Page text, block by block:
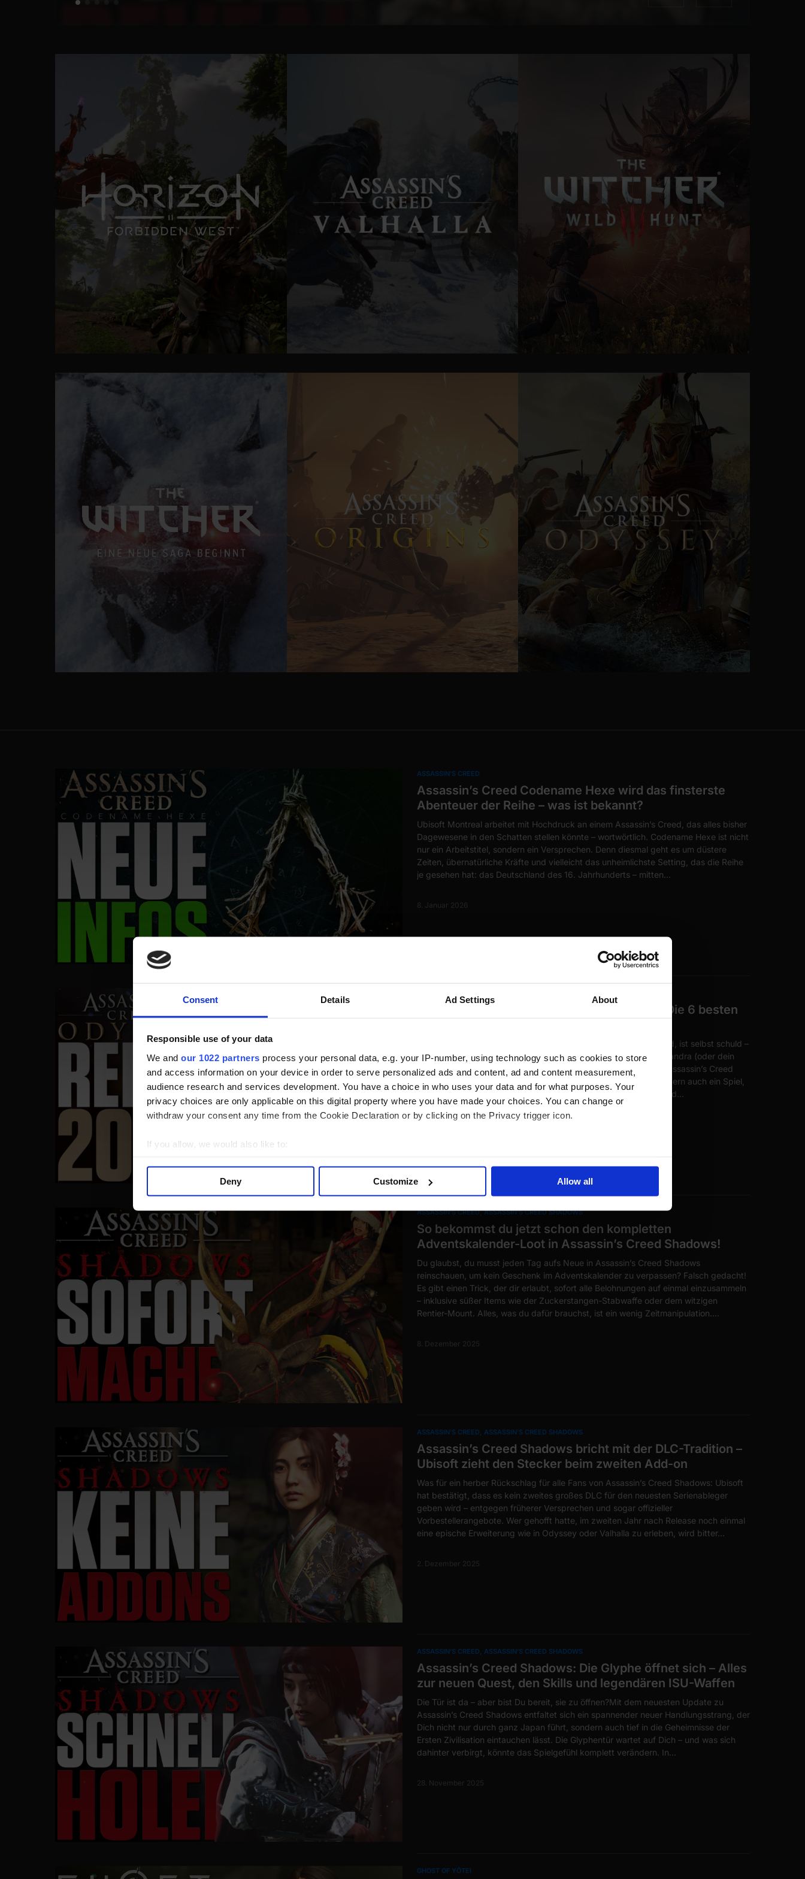
Consent Details Ad Settings About
Responsible use of your data
We and our 1022 partners process your personal data, e.g. your IP-number, using technology such as cookies to store
and access information on your device in order to serve personalized ads and content, ad and content measurement,
audience research and services development. You have a choice in who uses your data and for what purposes. Your
privacy choices are only applicable on this digital property where you have made your choices. You can change or
withdraw your consent any time from the Cookie Declaration or by clicking on the Privacy trigger icon.
If you allow, we would also like to:
We use cookies to personalise content and ads, to provide social media features and to analyse our traffic. We also share
information about your use of our site with our social media, advertising and analytics partners who may combine it with
other information that you’ve provided to them or that they’ve collected from your use of their services.
Deny Customize Allow all
ASSASSIN’S CREED
Assassin’s Creed Codename Hexe wird das finsterste
Abenteuer der Reihe – was ist bekannt?
Ubisoft Montreal arbeitet mit Hochdruck an einem Assassin’s Creed, das alles bisher
Dagewesene in den Schatten stellen könnte – wortwörtlich. Codename Hexe ist nicht
nur ein Arbeitstitel, sondern ein Versprechen. Denn diesmal geht es um düstere
Zeiten, übernatürliche Kräfte und vielleicht das unheimlichste Setting, das die Reihe
je gesehen hat: das Deutschland des 16. Jahrhunderts – mitten…
8. Januar 2026
Richtig reich in Assassin’s Creed Odyssey: Die 6 besten
Wer in Assassin’s Creed Odyssey 2025 und 2026 nicht reich wird, ist selbst schuld –
denn mit diesen sechs genialen Methoden schwimmt deine Kassandra (oder dein
Alexios) bald in Drachmen wie Dagobert Duck im Geldspeicher. Assassin’s Creed
Odyssey ist nicht nur eines der beliebtesten Teile der Reihe, sondern auch ein Spiel,
das mit seinen riesigen Möglichkeiten einfach nicht langweilig wird…
ASSASSIN’S CREED ASSASSIN’S CREED SHADOWS
So bekommst du jetzt schon den kompletten
Adventskalender-Loot in Assassin’s Creed Shadows!
Du glaubst, du musst jeden Tag aufs Neue in Assassin’s Creed Shadows
reinschauen, um kein Geschenk im Adventskalender zu verpassen? Falsch gedacht!
Es gibt einen Trick, der dir erlaubt, sofort alle Belohnungen auf einmal einzusammeln
– inklusive süßer Items wie der Zuckerstangen-Stabwaffe oder dem witzigen
Rentier-Mount. Alles, was du dafür brauchst, ist ein wenig Zeitmanipulation.…
8. Dezember 2025
ASSASSIN’S CREED ASSASSIN’S CREED SHADOWS
Assassin’s Creed Shadows bricht mit der DLC-Tradition –
Ubisoft zieht den Stecker beim zweiten Add-on
Was für ein herber Rückschlag für alle Fans von Assassin’s Creed Shadows: Ubisoft
hat bestätigt, dass es kein zweites großes DLC für den neuesten Serienableger
geben wird – entgegen früherer Versprechen und sogar offizieller
Vorbestellerangebote. Wer gehofft hatte, im zweiten Jahr nach Release noch einmal
eine epische Erweiterung wie in Odyssey oder Valhalla zu erleben, wird bitter…
2. Dezember 2025
ASSASSIN’S CREED ASSASSIN’S CREED SHADOWS
Assassin’s Creed Shadows: Die Glyphe öffnet sich – Alles
zur neuen Quest, den Skills und legendären ISU-Waffen
Die Tür ist da – aber bist Du bereit, sie zu öffnen?Mit dem neuesten Update zu
Assassin’s Creed Shadows entfaltet sich ein spannender neuer Handlungsstrang, der
Dich nicht nur durch ganz Japan führt, sondern auch tief in die Geheimnisse der
Ersten Zivilisation eintauchen lässt. Die Glyphentür wartet auf Dich – und was sich
dahinter verbirgt, könnte das Spielgefühl komplett verändern. In…
28. November 2025
GHOST OF YŌTEI